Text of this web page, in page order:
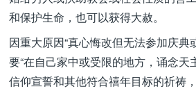
和保护生命，也可以获得大赦。
因重大原因“真心悔改但无法参加庆典
要“在自己家中或受限的地方，诵念天
信仰宣誓和其他符合禧年目标的祈祷